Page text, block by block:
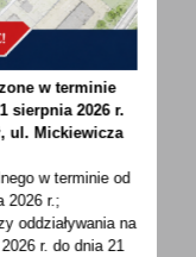
Gminy
dotyczące
w terminie
sierpnia 2026 r.
ul. Mickiewicza
w terminie od
2026 r.;
oddziaływania na
r. do dnia 21